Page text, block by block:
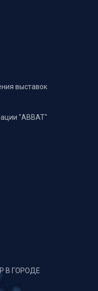
выставок
"АВВАТ"
В ГОРОДЕ